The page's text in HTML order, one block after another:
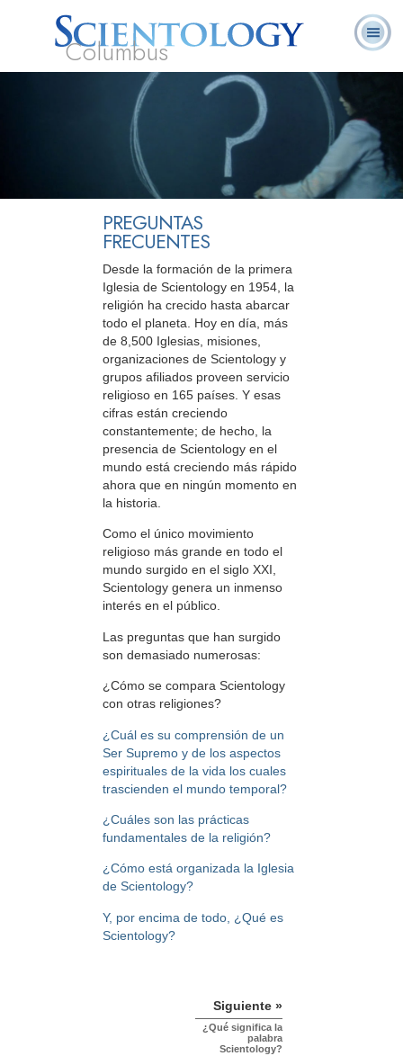
Columbus
¿Qué es
Scientology?
Ministros
Voluntarios
Preguntas
Frecuentes
PREGUNTAS
FRECUENTES
Desde la formación de la primera
Iglesia de Scientology en 1954, la
religión ha crecido hasta abarcar
todo el planeta. Hoy en día, más
de 8,500 Iglesias, misiones,
organizaciones de Scientology y
grupos afiliados proveen servicio
religioso en 165 países. Y esas
cifras están creciendo
constantemente; de hecho, la
presencia de Scientology en el
mundo está creciendo más rápido
ahora que en ningún momento en
la historia.
Como el único movimiento
religioso más grande en todo el
mundo surgido en el siglo XXI,
Scientology genera un inmenso
interés en el público.
Las preguntas que han surgido
son demasiado numerosas:
¿Cómo se compara Scientology
con otras religiones?
¿Cuál es su comprensión de un
Ser Supremo y de los aspectos
espirituales de la vida los cuales
trascienden el mundo temporal?
¿Cuáles son las prácticas
fundamentales de la religión?
¿Cómo está organizada la Iglesia
de Scientology?
Y, por encima de todo, ¿Qué es
Scientology?
Siguiente »
¿Qué significa la
palabra
Scientology?